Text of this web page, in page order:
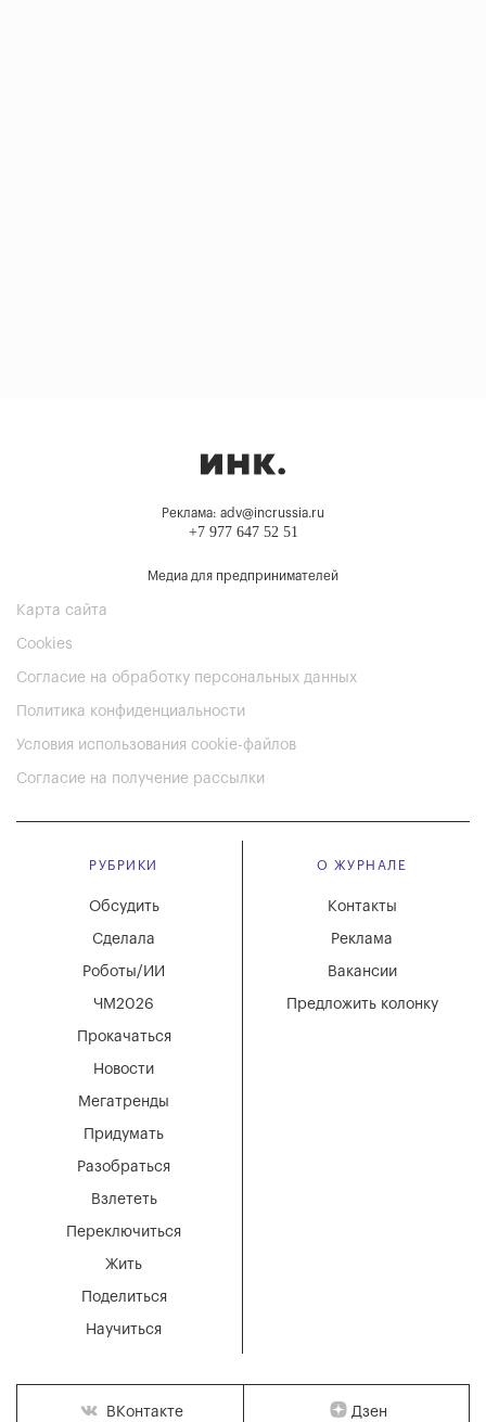
Реклама: adv@incrussia.ru
+7 977 647 52 51
Медиа для предпринимателей
Карта сайта
Cookies
Согласие на обработку персональных данных
Политика конфиденциальности
Условия использования cookie-файлов
Согласие на получение рассылки
РУБРИКИ
Мегатренды
Придумать
Разобраться
Взлететь
Новости
Переключиться
Жить
Поделиться
Научиться
Обсудить
Сделала
Роботы/ИИ
ЧМ2026
Прокачаться
О ЖУРНАЛЕ
Вакансии
Реклама
Контакты
Предложить колонку
ВКонтакте Дзен